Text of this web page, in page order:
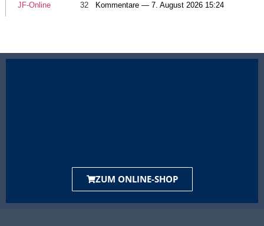
JF-Online 32 Kommentare — 7. August 2026 15:24
ZUM ONLINE-SHOP